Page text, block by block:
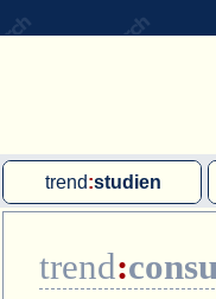
trend:studien
Single-Client-Studien
trend: